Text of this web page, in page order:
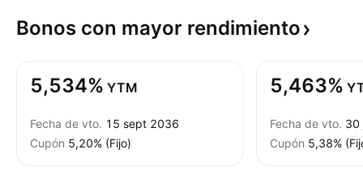
Bonos con mayor rendimiento
5,534% YTM
Fecha de vto. 15 sept 2036
Cupón 5,20% (Fijo)
5,463%
Fecha de vto. 30
Cupón 5,38%